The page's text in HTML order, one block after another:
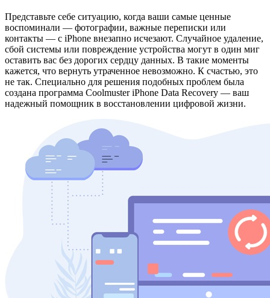
Представьте себе ситуацию, когда ваши самые ценные
воспоминали — фотографии, важные переписки или
контакты — с iPhone внезапно исчезают. Случайное удаление,
сбой системы или повреждение устройства могут в один миг
оставить вас без дорогих сердцу данных. В такие моменты
кажется, что вернуть утраченное невозможно. К счастью, это
не так. Специально для решения подобных проблем была
создана программа Coolmuster iPhone Data Recovery — ваш
надежный помощник в восстановлении цифровой жизни.